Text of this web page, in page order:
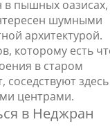
в пышных оазисах,
шумными
архитектурой.
которому есть
в старом
здесь
центрами.
в Неджран